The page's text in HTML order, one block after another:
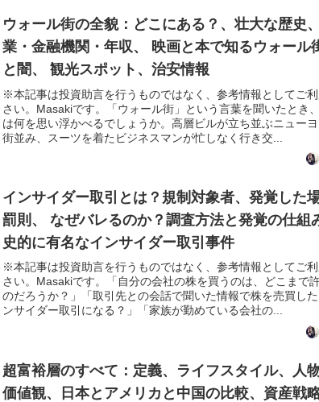
ウォール街の全貌：どこにある？、壮大な歴史
業・金融機関・年収、 映画と本で知るウォール
と闇、 観光スポット、治安情報
※本記事は投資助言を行うものではなく、参考情報としてご
さい。Masakiです。「ウォール街」という言葉を聞いたとき
は何を思い浮かべるでしょうか。高層ビルが立ち並ぶニュー
街並み、スーツを着たビジネスマンが忙しなく行き交...
インサイダー取引とは？規制対象者、発覚した
罰則、 なぜバレるのか？調査方法と発覚の仕組
史的に有名なインサイダー取引事件
※本記事は投資助言を行うものではなく、参考情報としてご
さい。Masakiです。「自分の会社の株を買うのは、どこまで
のだろうか？」「取引先との会話で聞いた情報で株を売買し
ンサイダー取引になる？」「家族が勤めている会社の...
超富裕層のすべて：定義、ライフスタイル、人物
価値観、日本とアメリカと中国の比較、資産戦